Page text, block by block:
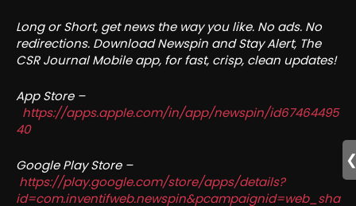
Long or Short, get news the way you like. No ads. No
redirections. Download Newspin and Stay Alert, The
CSR Journal Mobile app, for fast, crisp, clean updates!
App Store –
https://apps.apple.com/in/app/newspin/id67464495
40
Google Play Store –
https://play.google.com/store/apps/details?
id=com.inventifweb.newspin&pcampaignid=web_sha